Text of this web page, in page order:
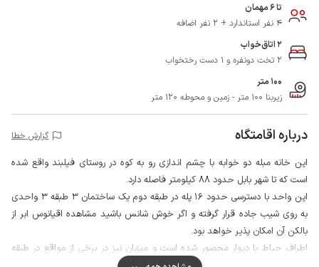
تا 6 مهمان
4 نفر استاندارد + 2 نفر اضافه
2 اتاق‌خواب
2 تخت دونفره و 1 دست رختخواب
100 متر
زیربنا 100 متر - زمین و محوطه 120 متر
درباره اقامتگاه گزارش خطا
این خانه مبله دو خوابه با چشم اندازی رو به کوه در روستای فیلبند واقع شده
است که تا شهر بابل حدود 88 کیلومتر فاصله دارد.
این واحد با دسترسی حدود 16 پله در طبقه دوم یک ساختمان 3 طبقه 3 واحدی
به روی شیب جاده قرار گرفته و اگر خوش شانس باشید مشاهده اقیانوس ابر از
بالکن آن امکان پذیر خواهد بود.
اطراف حیاط با دیوار محصور شده است و میزبان نیز در برخی از مواقع در طبقه